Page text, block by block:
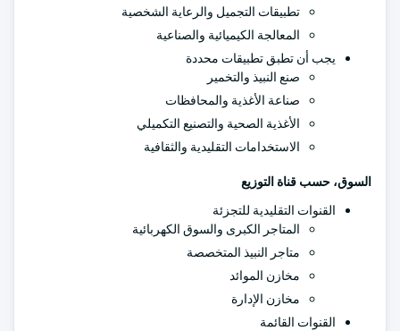
تطبيقات التجميل والرعاية الشخصية
المعالجة الكيميائية والصناعية
يجب أن تطبق تطبيقات محددة
صنع النبيذ والتخمير
صناعة الأغذية والمحافظات
الأغذية الصحية والتصنيع التكميلي
الاستخدامات التقليدية والثقافية
السوق، حسب قناة التوزيع
القنوات التقليدية للتجزئة
المتاجر الكبرى والسوق الكهربائية
متاجر النبيذ المتخصصة
مخازن الموائد
مخازن الإدارة
القنوات القائمة